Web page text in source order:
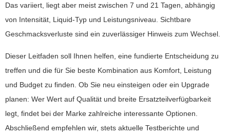
Das variiert, liegt aber meist zwischen 7 und 21 Tagen, abhängig
von Intensität, Liquid-Typ und Leistungsniveau. Sichtbare
Geschmacksverluste sind ein zuverlässiger Hinweis zum Wechsel.
Dieser Leitfaden soll Ihnen helfen, eine fundierte Entscheidung zu
treffen und die für Sie beste Kombination aus Komfort, Leistung
und Budget zu finden. Ob Sie neu einsteigen oder ein Upgrade
planen: Wer Wert auf Qualität und breite Ersatzteilverfügbarkeit
legt, findet bei der Marke zahlreiche interessante Optionen.
Abschließend empfehlen wir, stets aktuelle Testberichte und